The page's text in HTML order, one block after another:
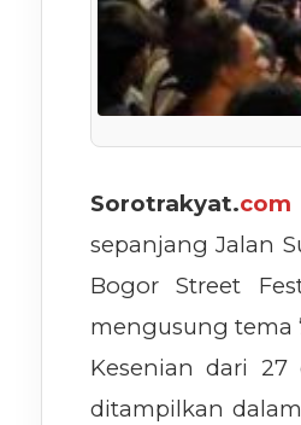
Sorotrakyat.com
sepanjang Jalan
Bogor Street
mengusung tema
Kesenian dari
ditampilkan